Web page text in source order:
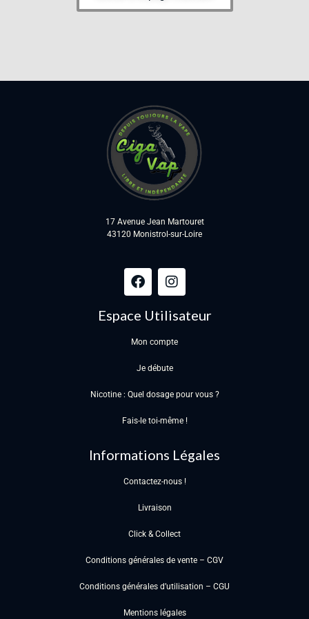
17 Avenue Jean Martouret
43120 Monistrol-sur-Loire
Espace Utilisateur
Mon compte
Je débute
Nicotine : Quel dosage pour vous ?
Fais-le toi-même !
Informations Légales
Contactez-nous !
Livraison
Click & Collect
Conditions générales de vente – CGV
Conditions générales d’utilisation – CGU
Mentions légales